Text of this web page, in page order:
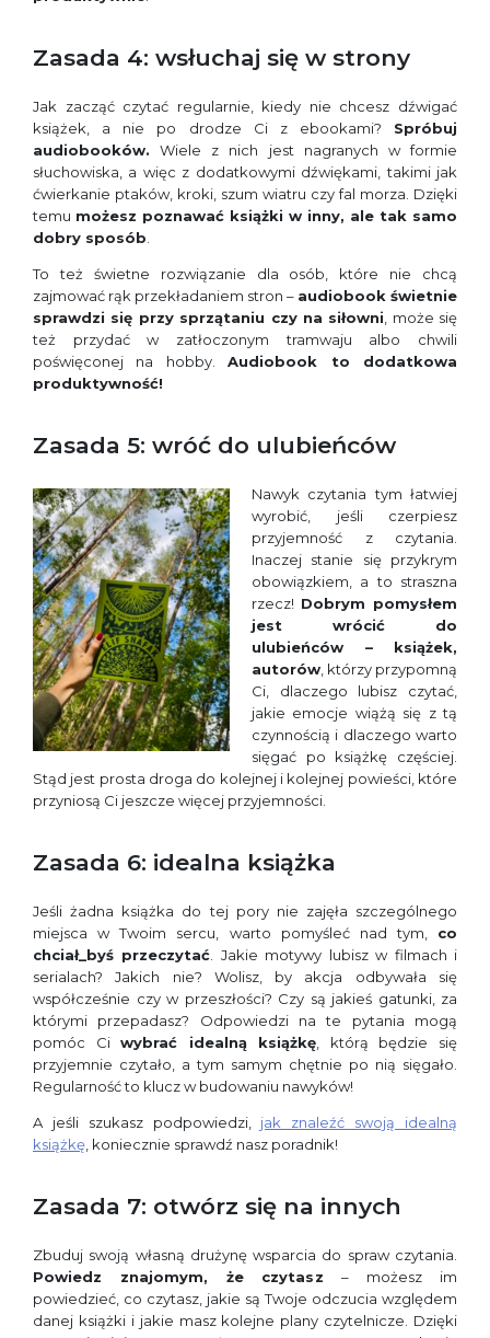
Zasada 4: wsłuchaj się w strony
Jak zacząć czytać regularnie, kiedy nie chcesz dźwigać
książek, a nie po drodze Ci z ebookami? Spróbuj
audiobooków. Wiele z nich jest nagranych w formie
słuchowiska, a więc z dodatkowymi dźwiękami, takimi jak
ćwierkanie ptaków, kroki, szum wiatru czy fal morza. Dzięki
temu możesz poznawać książki w inny, ale tak samo
dobry sposób
To też świetne rozwiązanie dla osób, które nie chcą
zajmować rąk przekładaniem stron – audiobook świetnie
sprawdzi się przy sprzątaniu czy na siłowni , może się
też przydać w zatłoczonym tramwaju albo chwili
poświęconej na hobby.Audiobook to dodatkowa
produktywność!
Zasada 5: wróć do ulubieńców
Nawyk czytania tym łatwiej
wyrobić, jeśli czerpiesz
przyjemność z czytania.
Inaczej stanie się przykrym
obowiązkiem, a to straszna
rzecz! Dobrym pomysłem
jest wrócić do
ulubieńców – książek,
autorów , którzy przypomną
Ci, dlaczego lubisz czytać,
jakie emocje wiążą się z tą
czynnością i dlaczego warto
sięgać po książkę częściej.
Stąd jest prosta droga do kolejnej i kolejnej powieści, które
przyniosą Ci jeszcze więcej przyjemności.
Zasada 6: idealna książka
Jeśli żadna książka do tej pory nie zajęła szczególnego
miejsca w Twoim sercu, warto pomyśleć nad tym, co
chciał_byś przeczytać . Jakie motywy lubisz w filmach i
serialach? Jakich nie? Wolisz, by akcja odbywała się
współcześnie czy w przeszłości? Czy są jakieś gatunki, za
którymi przepadasz? Odpowiedzi na te pytania mogą
pomóc Ciwybrać idealną książkę , którą będzie się
przyjemnie czytało, a tym samym chętnie po nią sięgało.
Regularność to klucz w budowaniu nawyków!
A jeśli szukasz podpowiedzi, jak znaleźć swoją idealną
książkę , koniecznie sprawdź nasz poradnik!
Zasada 7: otwórz się na innych
Zbuduj swoją własną drużynę wsparcia do spraw czytania.
Powiedz znajomym, że czytasz– możesz im
powiedzieć, co czytasz, jakie są Twoje odczucia względem
danej książki i jakie masz kolejne plany czytelnicze. Dzięki